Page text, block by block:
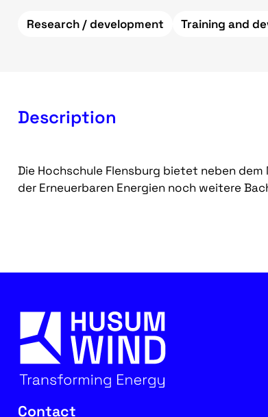
Research / development Training and
Description
Die Hochschule Flensburg bietet neben
der Erneuerbaren Energien noch weitere
Contact